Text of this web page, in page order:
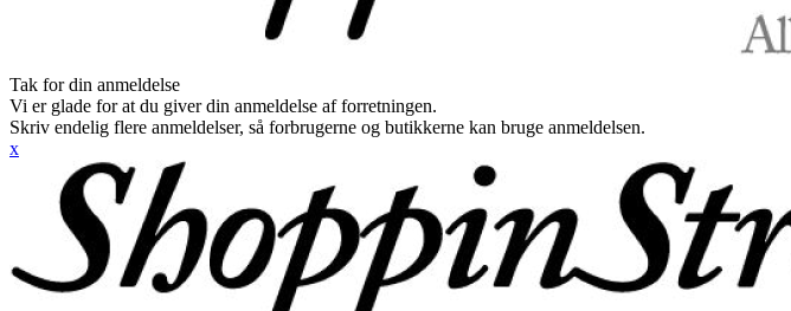
Tak for din anmeldelse
Vi er glade for at du giver din anmeldelse af forretningen.
Skriv endelig flere anmeldelser, så forbrugerne og butikkerne kan bruge anmeldelsen.
x